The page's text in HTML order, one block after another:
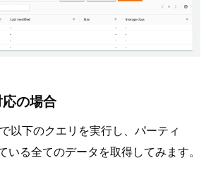
の場合
以下のクエリを実行し、パーティ
いる全てのデータを取得してみます。